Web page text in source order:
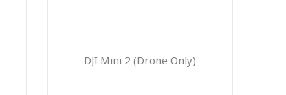
DJI Mini 2 (Drone Only)